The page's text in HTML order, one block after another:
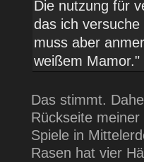
Die nutzung für
das ich
muss aber
weißem
Das stimmt.
Rückseite
Spiele in
Rasen hat vier